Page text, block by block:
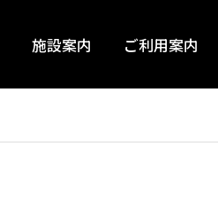
施設案内 ご利用案内